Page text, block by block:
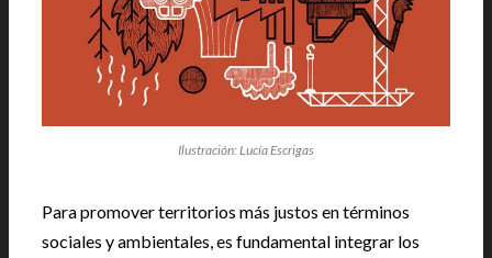
Ilustración: Lucía Escrigas
Para promover territorios más justos en términos
sociales y ambientales, es fundamental integrar los